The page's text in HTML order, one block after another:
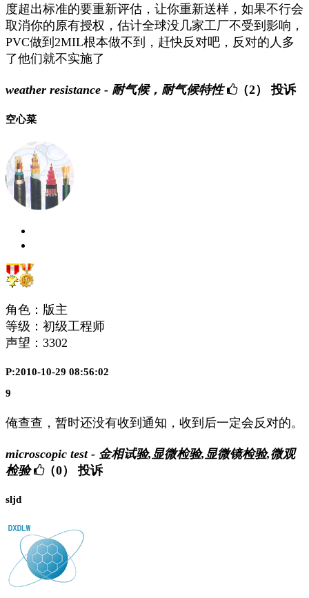
度超出标准的要重新评估，让你重新送样，如果不行会
取消你的原有授权，估计全球没几家工厂不受到影响，
PVC做到2MIL根本做不到，赶快反对吧，反对的人多
了他们就不实施了
weather resistance - 耐气候，耐气候特性 （2） 投诉
空心菜
角色：版主
等级：初级工程师
声望： 3302
P:2010-10-29 08:56:02
9
俺查查，暂时还没有收到通知，收到后一定会反对的。
microscopic test - 金相试验,显微检验,显微镜检验,微观
检验
（0） 投诉
sljd